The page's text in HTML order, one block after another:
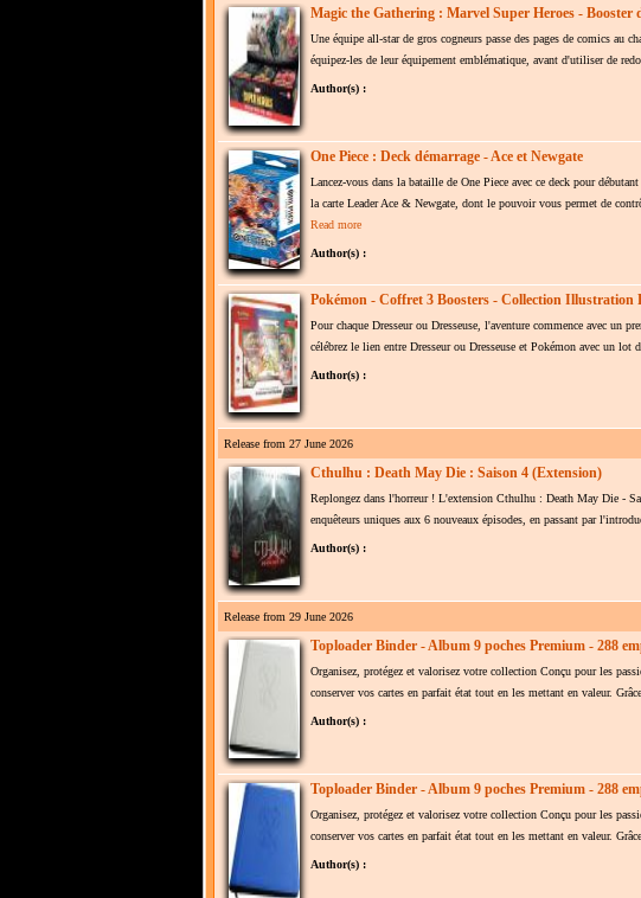
Magic the Gathering : Marvel Super Heroes - Booster
Une équipe all-star de gros cogneurs passe des pages de comics au
équipez-les de leur équipement emblématique, avant d'utiliser de
Author(s) :
One Piece : Deck démarrage - Ace et Newgate
Lancez-vous dans la bataille de One Piece avec ce deck pour
la carte Leader Ace & Newgate, dont le pouvoir vous permet de
Read more
Author(s) :
Pokémon - Coffret 3 Boosters - Collection Illustration
Pour chaque Dresseur ou Dresseuse, l'aventure commence avec un
célébrez le lien entre Dresseur ou Dresseuse et Pokémon avec un
Author(s) :
Release from 27 June 2026
Cthulhu : Death May Die : Saison 4 (Extension)
Replongez dans l'horreur ! L'extension Cthulhu : Death May Die -
enquêteurs uniques aux 6 nouveaux épisodes, en passant par
Author(s) :
Release from 29 June 2026
Toploader Binder - Album 9 poches Premium - 288
Organisez, protégez et valorisez votre collection Conçu pour les
conserver vos cartes en parfait état tout en les mettant en valeur.
Author(s) :
Toploader Binder - Album 9 poches Premium - 288
Organisez, protégez et valorisez votre collection Conçu pour les
conserver vos cartes en parfait état tout en les mettant en valeur.
Author(s) :